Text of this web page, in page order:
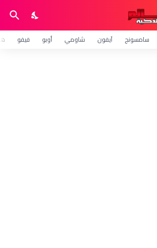
سامسونج آيفون شاومي أوبو فيفو